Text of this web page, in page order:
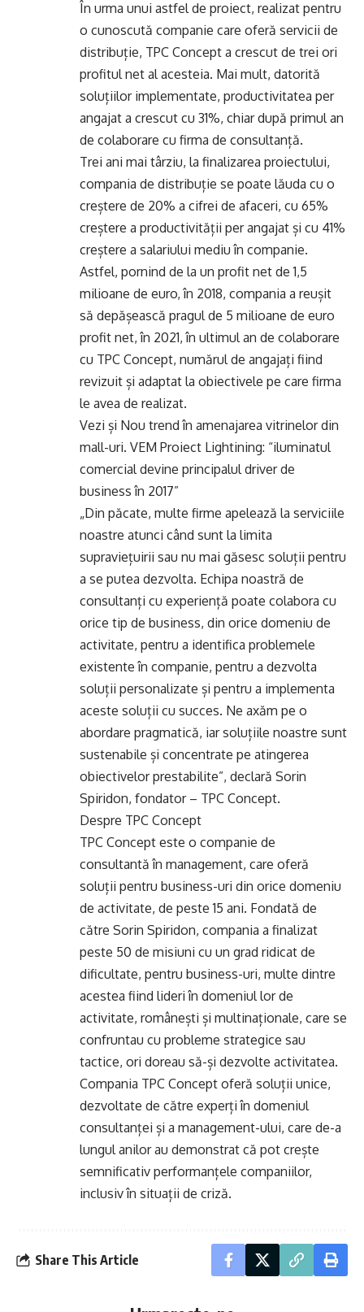
În urma unui astfel de proiect, realizat pentru
o cunoscută companie care oferă servicii de
distribuție, TPC Concept a crescut de trei ori
profitul net al acesteia. Mai mult, datorită
soluțiilor implementate, productivitatea per
angajat a crescut cu 31%, chiar după primul an
de colaborare cu firma de consultanță.
Trei ani mai târziu, la finalizarea proiectului,
compania de distribuție se poate lăuda cu o
creștere de 20% a cifrei de afaceri, cu 65%
creștere a productivității per angajat și cu 41%
creștere a salariului mediu în companie.
Astfel, pornind de la un profit net de 1,5
milioane de euro, în 2018, compania a reușit
să depășească pragul de 5 milioane de euro
profit net, în 2021, în ultimul an de colaborare
cu TPC Concept, numărul de angajați fiind
revizuit și adaptat la obiectivele pe care firma
le avea de realizat.
Vezi și Nou trend în amenajarea vitrinelor din
mall-uri. VEM Proiect Lightining: “iluminatul
comercial devine principalul driver de
business în 2017”
„Din păcate, multe firme apelează la serviciile
noastre atunci când sunt la limita
supraviețuirii sau nu mai găsesc soluții pentru
a se putea dezvolta. Echipa noastră de
consultanți cu experiență poate colabora cu
orice tip de business, din orice domeniu de
activitate, pentru a identifica problemele
existente în companie, pentru a dezvolta
soluții personalizate și pentru a implementa
aceste soluții cu succes. Ne axăm pe o
abordare pragmatică, iar soluțiile noastre sunt
sustenabile și concentrate pe atingerea
obiectivelor prestabilite”, declară Sorin
Spiridon, fondator – TPC Concept.
Despre TPC Concept
TPC Concept este o companie de
consultantă în management, care oferă
soluții pentru business-uri din orice domeniu
de activitate, de peste 15 ani. Fondată de
către Sorin Spiridon, compania a finalizat
peste 50 de misiuni cu un grad ridicat de
dificultate, pentru business-uri, multe dintre
acestea fiind lideri în domeniul lor de
activitate, românești și multinaționale, care se
confruntau cu probleme strategice sau
tactice, ori doreau să-și dezvolte activitatea.
Compania TPC Concept oferă soluții unice,
dezvoltate de către experți în domeniul
consultanței și a management-ului, care de-a
lungul anilor au demonstrat că pot crește
semnificativ performanțele companiilor,
inclusiv în situații de criză.
Share This Article